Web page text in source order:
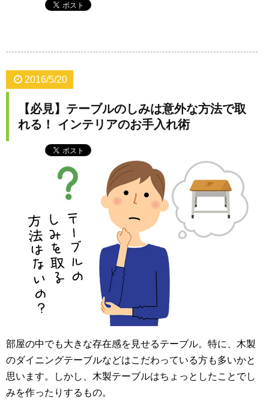
2016/5/20
【必見】テーブルのしみは意外な方法で取
れる！ インテリアのお手入れ術
部屋の中でも大きな存在感を見せるテーブル。特に、木製
のダイニングテーブルなどはこだわっている方も多いかと
思います。しかし、木製テーブルはちょっとしたことでし
みを作ったりするもの。